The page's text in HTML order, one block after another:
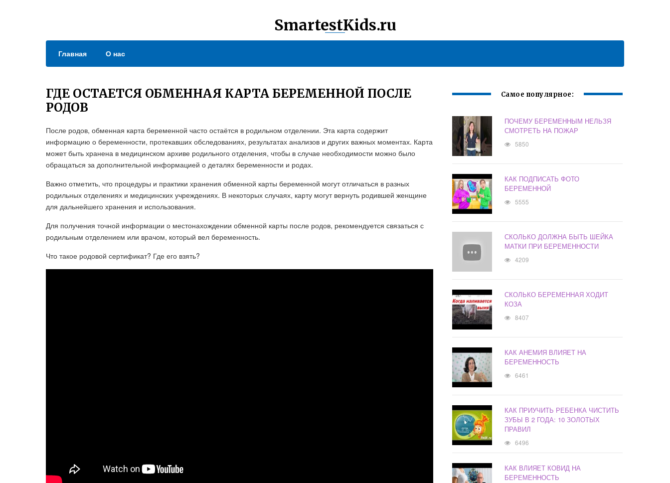
SmartestKids.ru
Главная О нас
ГДЕ ОСТАЕТСЯ ОБМЕННАЯ КАРТА БЕРЕМЕННОЙ ПОСЛЕ
РОДОВ
После родов, обменная карта беременной часто остаётся в родильном отделении. Эта карта содержит
информацию о беременности, протекавших обследованиях, результатах анализов и других важных моментах. Карта
может быть хранена в медицинском архиве родильного отделения, чтобы в случае необходимости можно было
обращаться за дополнительной информацией о деталях беременности и родах.
Важно отметить, что процедуры и практики хранения обменной карты беременной могут отличаться в разных
родильных отделениях и медицинских учреждениях. В некоторых случаях, карту могут вернуть родившей женщине
для дальнейшего хранения и использования.
Для получения точной информации о местонахождении обменной карты после родов, рекомендуется связаться с
родильным отделением или врачом, который вел беременность.
Что такое родовой сертификат? Где его взять?
Самое популярное:
ПОЧЕМУ БЕРЕМЕННЫМ НЕЛЬЗЯ
СМОТРЕТЬ НА ПОЖАР
5850
КАК ПОДПИСАТЬ ФОТО
БЕРЕМЕННОЙ
5555
СКОЛЬКО ДОЛЖНА БЫТЬ ШЕЙКА
МАТКИ ПРИ БЕРЕМЕННОСТИ
4209
СКОЛЬКО БЕРЕМЕННАЯ ХОДИТ
КОЗА
8407
КАК АНЕМИЯ ВЛИЯЕТ НА
БЕРЕМЕННОСТЬ
6461
КАК ПРИУЧИТЬ РЕБЕНКА ЧИСТИТЬ
ЗУБЫ В 2 ГОДА: 10 ЗОЛОТЫХ
ПРАВИЛ
6496
КАК ВЛИЯЕТ КОВИД НА
БЕРЕМЕННОСТЬ